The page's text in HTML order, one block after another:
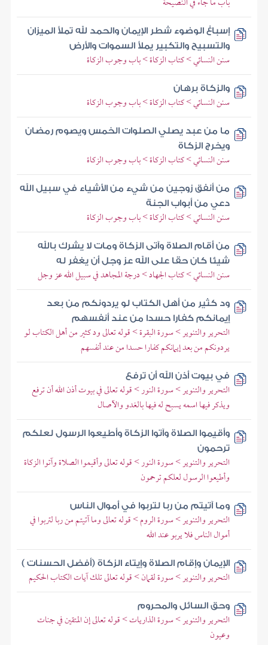
إسباغ الوضوء شطر الإيمان والحمد لله تملأ الميزان
والتسبيح والتكبير يملأ السموات والأرض
سنن النسائي > كتاب الزكاة > باب وجوب الزكاة
والزكاة برهان
سنن النسائي > كتاب الزكاة > باب وجوب الزكاة
ما من عبد يصلي الصلوات الخمس ويصوم رمضان
ويخرج الزكاة
سنن النسائي > كتاب الزكاة > باب وجوب الزكاة
من أنفق زوجين من شيء من الأشياء في سبيل الله
دعي من أبواب الجنة
سنن النسائي > كتاب الزكاة > باب وجوب الزكاة
من أقام الصلاة وآتى الزكاة ومات لا يشرك بالله
شيئا كان حقا على الله عز وجل أن يغفر له
سنن النسائي > كتاب الجهاد > درجة المجاهد في سبيل الله عز وجل
ود كثير من أهل الكتاب لو يردونكم من بعد
إيمانكم كفارا حسدا من عند أنفسهم
التحرير والتنوير > سورة البقرة > قوله تعالى ود كثير من أهل الكتاب لو
يردونكم من بعد إيمانكم كفارا حسدا من عند أنفسهم
في بيوت أذن الله أن ترفع
التحرير والتنوير > سورة النور > قوله تعالى في بيوت أذن الله أن ترفع
ويذكر فيها اسمه يسبح له فيها بالغدو والآصال
وأقيموا الصلاة وآتوا الزكاة وأطيعوا الرسول لعلكم
ترحمون
التحرير والتنوير > سورة النور > قوله تعالى وأقيموا الصلاة وآتوا الزكاة
وأطيعوا الرسول لعلكم ترحمون
وما آتيتم من ربا لتربوا في أموال الناس
التحرير والتنوير > سورة الروم > قوله تعالى وما آتيتم من ربا لتربوا في
أموال الناس فلا يربو عند الله
الإيمان وإقام الصلاة وإيتاء الزكاة (أفضل الحسنات )
التحرير والتنوير > سورة لقمان > قوله تعالى تلك آيات الكتاب الحكيم
وحق السائل والمحروم
التحرير والتنوير > سورة الذاريات > قوله تعالى إن المتقين في جنات
وعيون